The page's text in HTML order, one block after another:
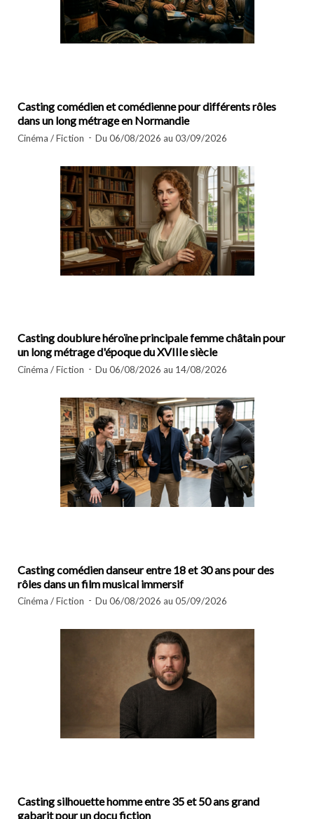
Casting comédien et comédienne pour différents rôles
dans un long métrage en Normandie
Cinéma / Fiction Du 06/08/2026 au 03/09/2026
Casting doublure héroïne principale femme châtain pour
un long métrage d'époque du XVIIIe siècle
Cinéma / Fiction Du 06/08/2026 au 14/08/2026
Casting comédien danseur entre 18 et 30 ans pour des
rôles dans un film musical immersif
Cinéma / Fiction Du 06/08/2026 au 05/09/2026
Casting silhouette homme entre 35 et 50 ans grand
gabarit pour un docu fiction